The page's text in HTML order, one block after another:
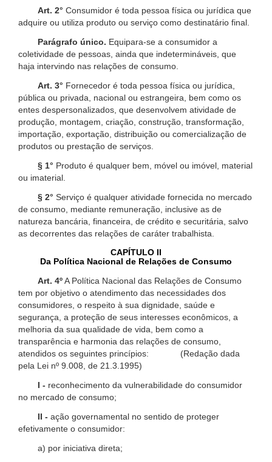
Art. 2° Consumidor é toda pessoa física ou jurídica que
adquire ou utiliza produto ou serviço como destinatário final.
Parágrafo único. Equipara-se a consumidor a
coletividade de pessoas, ainda que indetermináveis, que
haja intervindo nas relações de consumo.
Art. 3° Fornecedor é toda pessoa física ou jurídica,
pública ou privada, nacional ou estrangeira, bem como os
entes despersonalizados, que desenvolvem atividade de
produção, montagem, criação, construção, transformação,
importação, exportação, distribuição ou comercialização de
produtos ou prestação de serviços.
§ 1° Produto é qualquer bem, móvel ou imóvel, material
ou imaterial.
§ 2° Serviço é qualquer atividade fornecida no mercado
de consumo, mediante remuneração, inclusive as de
natureza bancária, financeira, de crédito e securitária, salvo
as decorrentes das relações de caráter trabalhista.
CAPÍTULO II
Da Política Nacional de Relações de Consumo
Art. 4ºA Política Nacional das Relações de Consumo
tem por objetivo o atendimento das necessidades dos
consumidores, o respeito à sua dignidade, saúde e
segurança, a proteção de seus interesses econômicos, a
melhoria da sua qualidade de vida, bem como a
transparência e harmonia das relações de consumo,
atendidos os seguintes princípios: (Redação dada
pela Lei nº 9.008, de 21.3.1995)
I - reconhecimento da vulnerabilidade do consumidor
no mercado de consumo;
II - ação governamental no sentido de proteger
efetivamente o consumidor:
a) por iniciativa direta;